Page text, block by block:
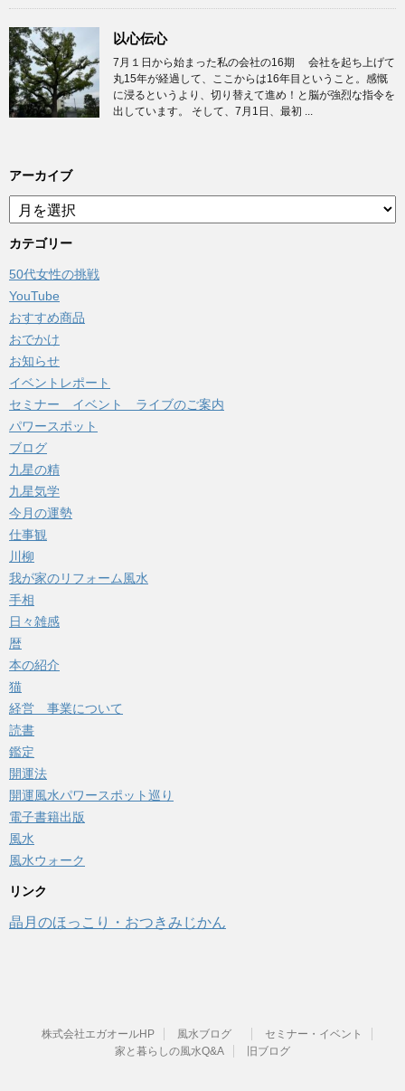
以心伝心
7月１日から始まった私の会社の16期 会社を起ち上げて
丸15年が経過して、ここからは16年目ということ。感慨
に浸るというより、切り替えて進め！と脳が強烈な指令を
出しています。 そして、7月1日、最初 ...
アーカイブ
ア
ー
カ
ブ
カテゴリー
50代女性の挑戦
YouTube
おすすめ商品
おでかけ
お知らせ
イベントレポート
セミナー イベント ライブのご案内
パワースポット
ブログ
九星の精
九星気学
今月の運勢
仕事観
川柳
我が家のリフォーム風水
手相
日々雑感
暦
本の紹介
猫
経営 事業について
読書
鑑定
開運法
開運風水パワースポット巡り
電子書籍出版
風水
風水ウォーク
リンク
晶月のほっこり・おつきみじかん
株式会社エガオールHP 風水ブログ
セミナー・イベント
家と暮らしの風水Q&A
旧ブログ